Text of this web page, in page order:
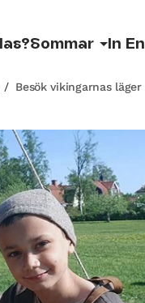
Sommar In
/ Besök vikingarnas läger